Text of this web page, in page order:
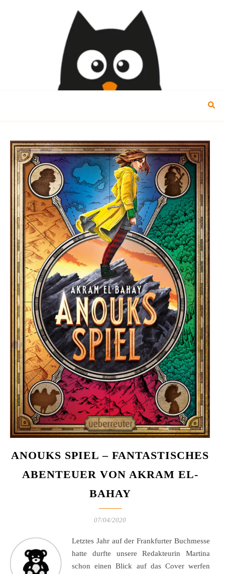
ANOUKS SPIEL – FANTASTISCHES
ABENTEUER VON AKRAM EL-
BAHAY
07/04/2020
Letztes Jahr auf der Frankfurter Buchmesse
hatte durfte unsere Redakteurin Martina
schon einen Blick auf das Cover werfen